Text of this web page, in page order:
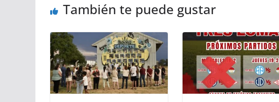
También te puede gustar